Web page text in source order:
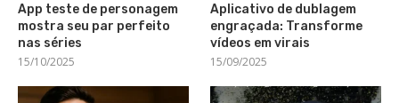
App teste de personagem
mostra seu par perfeito
nas séries
15/10/2025
Aplicativo de dublagem
engraçada: Transforme
vídeos em virais
15/09/2025